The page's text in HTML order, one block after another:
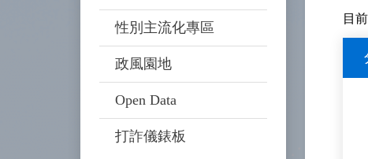
性別主流化專區
政風園地
Open Data
打詐儀錶板
目